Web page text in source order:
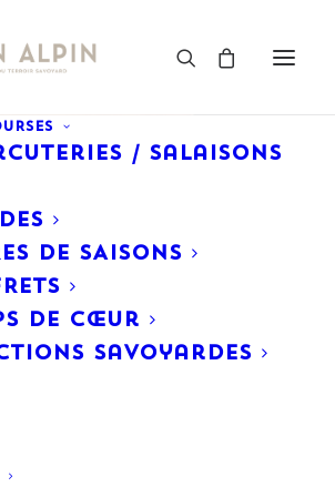
/ Salaisons
DE SAISONS
de cœur
savoyardes
frais